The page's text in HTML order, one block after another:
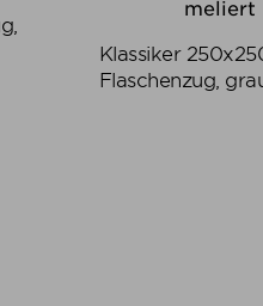
Klassiker
Flaschenzug,